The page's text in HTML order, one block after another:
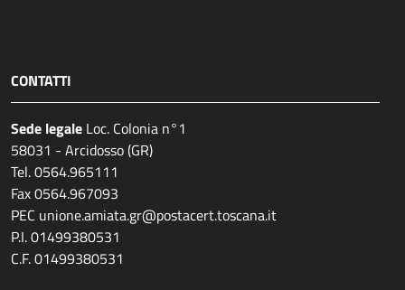
CONTATTI
Sede legale Loc. Colonia n°1
58031 - Arcidosso (GR)
Tel. 0564.965111
Fax 0564.967093
PEC unione.amiata.gr@postacert.toscana.it
P.I. 01499380531
C.F. 01499380531